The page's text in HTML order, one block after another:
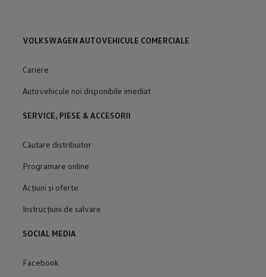
VOLKSWAGEN AUTOVEHICULE COMERCIALE
Cariere
Autovehicule noi disponibile imediat
SERVICE, PIESE & ACCESORII
Căutare distribuitor
Programare online
Acțiuni și oferte
Instrucțiuni de salvare
SOCIAL MEDIA
Facebook